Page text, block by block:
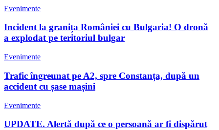
Evenimente
Incident la granița României cu Bulgaria! O dronă
a explodat pe teritoriul bulgar
Evenimente
Trafic îngreunat pe A2, spre Constanța, după un
accident cu șase mașini
Evenimente
UPDATE. Alertă după ce o persoană ar fi dispărut